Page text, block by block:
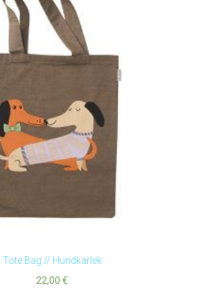
Tote Bag // Hundkärlek
22,00 €